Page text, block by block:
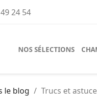
24 54
NOS SÉLECTIONS
le blog Trucs et